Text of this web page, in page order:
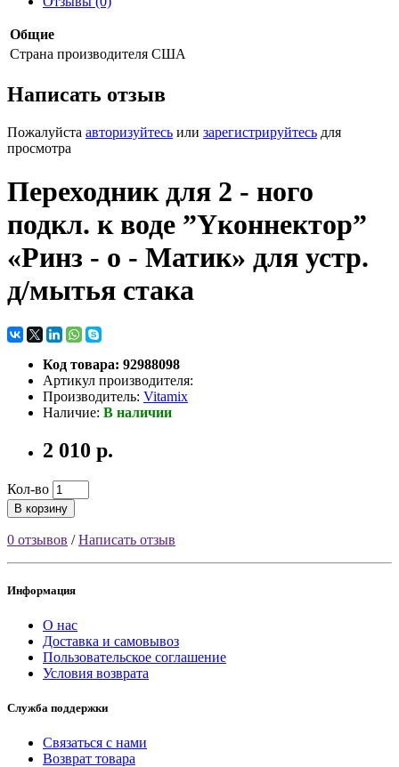
Общие
Страна производителя США
Написать отзыв
Пожалуйста авторизуйтесь или зарегистрируйтесь для
просмотра
Переходник для 2 - ного
подкл. к воде ”Yконнектор”
«Ринз - о - Матик» для устр.
д/мытья стака
Код товара: 92988098
Артикул производителя:
Производитель: Vitamix
Наличие: В наличии
2 010 р.
Кол-во
В корзину
0 отзывов /Написать отзыв
Информация
О нас
Доставка и самовывоз
Пользовательское соглашение
Условия возврата
Служба поддержки
Связаться с нами
Возврат товара